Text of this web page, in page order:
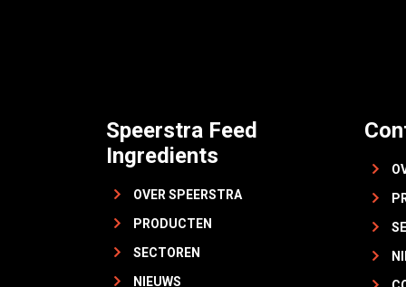
Speerstra Feed
Ingredients
OVER SPEERSTRA
PRODUCTEN
SECTOREN
NIEUWS